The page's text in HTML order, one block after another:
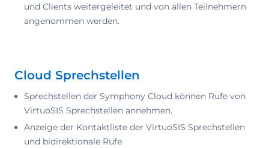
und Clients weitergeleitet und von allen Teilnehmern
angenommen werden.
Cloud Sprechstellen
Sprechstellen der Symphony Cloud können Rufe von
VirtuoSIS Sprechstellen annehmen.
Anzeige der Kontaktliste der VirtuoSIS Sprechstellen
und bidirektionale Rufe